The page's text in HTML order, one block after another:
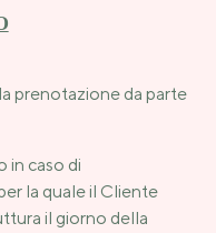
prenotazione da parte
in caso di
la quale il Cliente
il giorno della